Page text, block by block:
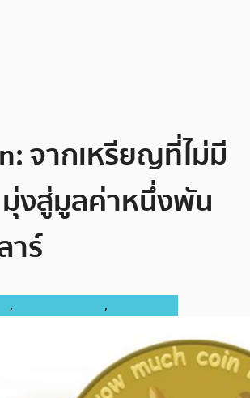
จากเหรียญที่ไม่มี
มุ่งสู่มูลค่าหนึ่งพัน
าร์
, ,